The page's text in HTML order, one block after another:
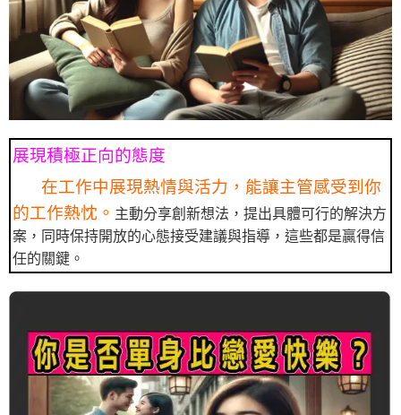
展現積極正向的態度
在工作中展現熱情與活力，能讓主管感受到你
的工作熱忱。 主動分享創新想法，提出具體可行的解決方
案，同時保持開放的心態接受建議與指導，這些都是贏得信
任的關鍵。